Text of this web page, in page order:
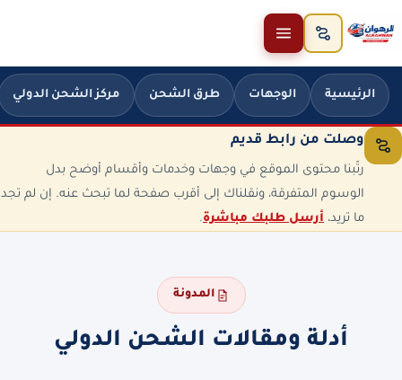
تخطَّ إلى المحتوى
الرئيسية الوجهات طرق الشحن مركز الشحن الدولي
وصلت من رابط قديم
رتّبنا محتوى الموقع في وجهات وخدمات وأقسام أوضح بدل
الوسوم المتفرقة، ونقلناك إلى أقرب صفحة لما تبحث عنه. إن لم تجد
ما تريد، أرسل طلبك مباشرة.
المدونة
أدلة ومقالات الشحن الدولي